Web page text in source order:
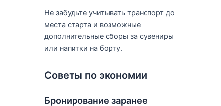
Не забудьте учитывать транспорт до
места старта и возможные
дополнительные сборы за сувениры
или напитки на борту.
Советы по экономии
Бронирование заранее